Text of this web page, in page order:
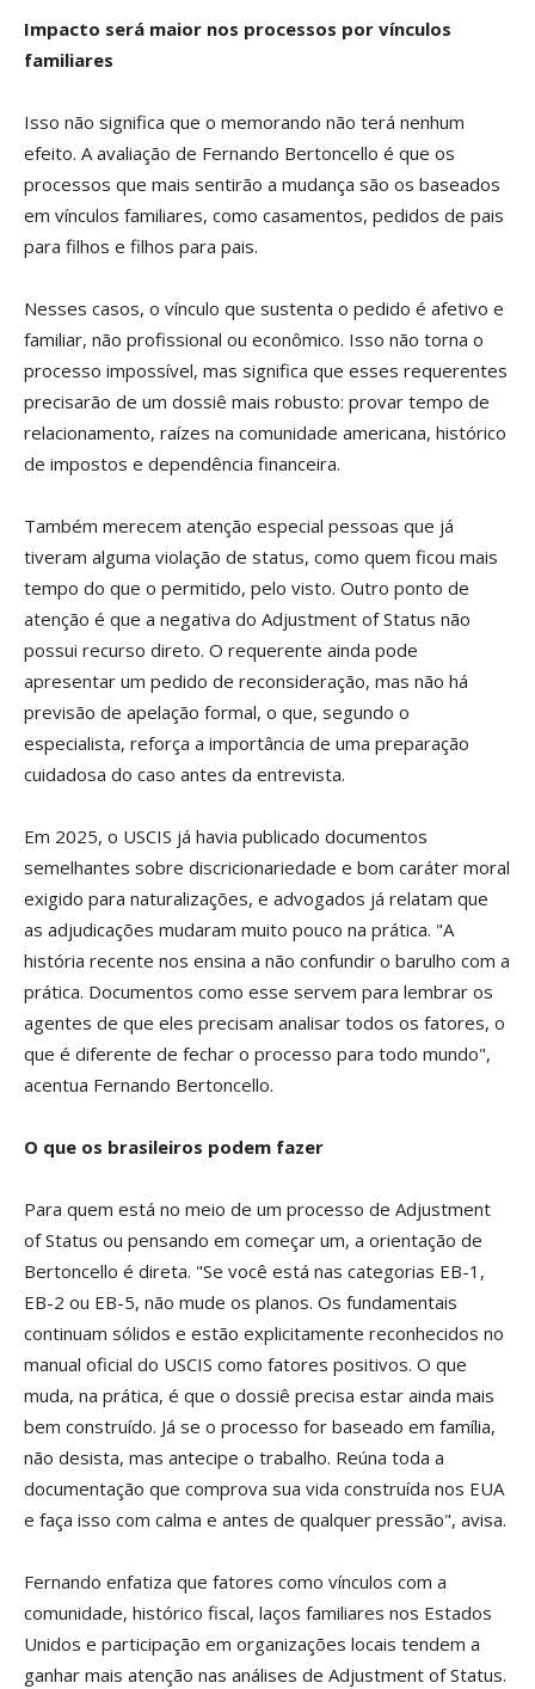
Impacto será maior nos processos por vínculos
familiares
Isso não significa que o memorando não terá nenhum
efeito. A avaliação de Fernando Bertoncello é que os
processos que mais sentirão a mudança são os baseados
em vínculos familiares, como casamentos, pedidos de pais
para filhos e filhos para pais.
Nesses casos, o vínculo que sustenta o pedido é afetivo e
familiar, não profissional ou econômico. Isso não torna o
processo impossível, mas significa que esses requerentes
precisarão de um dossiê mais robusto: provar tempo de
relacionamento, raízes na comunidade americana, histórico
de impostos e dependência financeira.
Também merecem atenção especial pessoas que já
tiveram alguma violação de status, como quem ficou mais
tempo do que o permitido, pelo visto. Outro ponto de
atenção é que a negativa do Adjustment of Status não
possui recurso direto. O requerente ainda pode
apresentar um pedido de reconsideração, mas não há
previsão de apelação formal, o que, segundo o
especialista, reforça a importância de uma preparação
cuidadosa do caso antes da entrevista.
Em 2025, o USCIS já havia publicado documentos
semelhantes sobre discricionariedade e bom caráter moral
exigido para naturalizações, e advogados já relatam que
as adjudicações mudaram muito pouco na prática. "A
história recente nos ensina a não confundir o barulho com a
prática. Documentos como esse servem para lembrar os
agentes de que eles precisam analisar todos os fatores, o
que é diferente de fechar o processo para todo mundo",
acentua Fernando Bertoncello.
O que os brasileiros podem fazer
Para quem está no meio de um processo de Adjustment
of Status ou pensando em começar um, a orientação de
Bertoncello é direta. "Se você está nas categorias EB-1,
EB-2 ou EB-5, não mude os planos. Os fundamentais
continuam sólidos e estão explicitamente reconhecidos no
manual oficial do USCIS como fatores positivos. O que
muda, na prática, é que o dossiê precisa estar ainda mais
bem construído. Já se o processo for baseado em família,
não desista, mas antecipe o trabalho. Reúna toda a
documentação que comprova sua vida construída nos EUA
e faça isso com calma e antes de qualquer pressão", avisa.
Fernando enfatiza que fatores como vínculos com a
comunidade, histórico fiscal, laços familiares nos Estados
Unidos e participação em organizações locais tendem a
ganhar mais atenção nas análises de Adjustment of Status.